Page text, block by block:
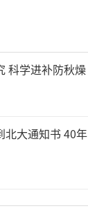
学进补防秋燥
北大通知书 40年